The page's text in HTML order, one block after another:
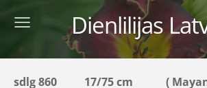
Dienlilijas
sdlg 860 17/75 cm ( Mayans'